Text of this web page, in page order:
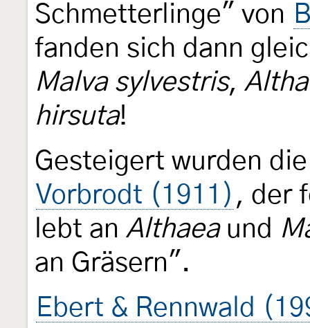
Schmetterlinge" von
fanden sich dann
Malva sylvestris,
hirsuta!
Gesteigert wurden
Vorbrodt (1911) , der
lebt an Althaeaund
an Gräsern".
Ebert & Rennwald